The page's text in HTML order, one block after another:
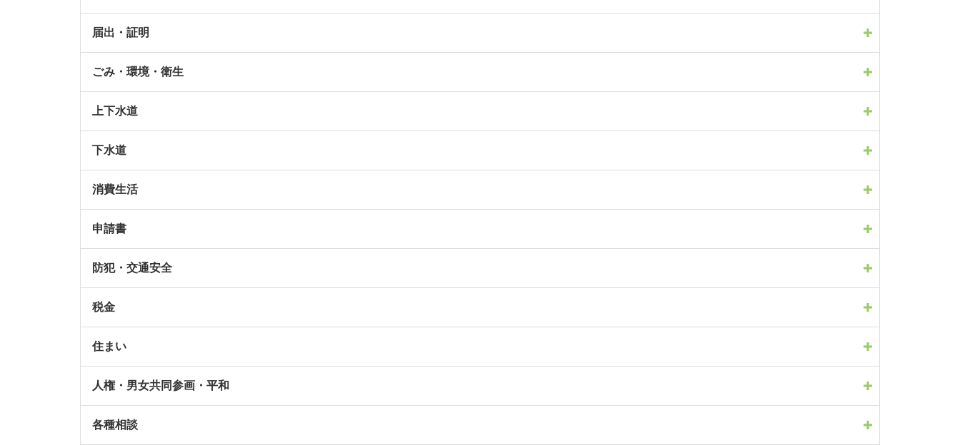
届出・証明
ごみ・環境・衛生
上下水道
下水道
消費生活
申請書
防犯・交通安全
税金
住まい
人権・男女共同参画・平和
各種相談